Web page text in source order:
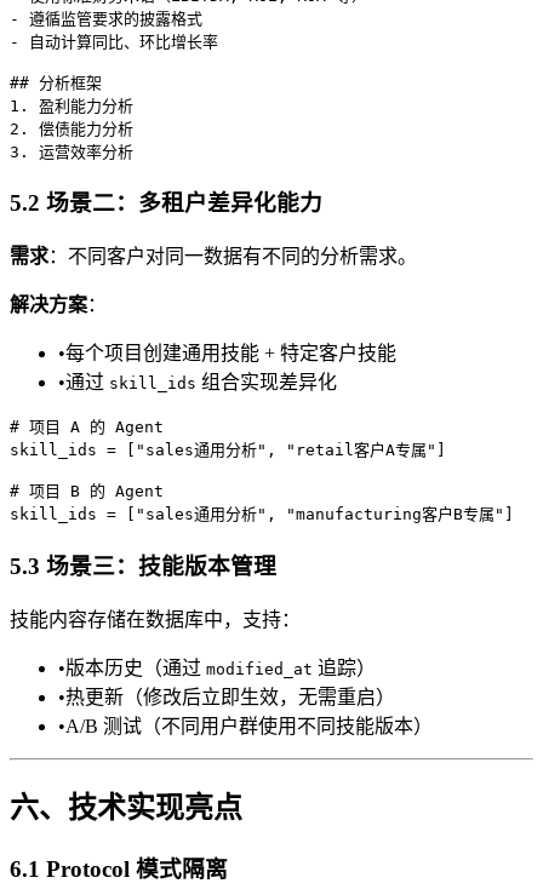
- 遵循监管要求的披露格式
- 自动计算同比、环比增长率
## 分析框架
1. 盈利能力分析
2. 偿债能力分析
5.2 场景二：多租户差异化能力
需求：不同客户对同一数据有不同的分析需求。
解决方案：
•每个项目创建通用技能 + 特定客户技能
•通过 skill_ids 组合实现差异化
# 项目 A 的 Agent
skill_ids = ["sales通用分析", "retail客户A专属"]
# 项目 B 的 Agent
5.3 场景三：技能版本管理
技能内容存储在数据库中，支持：
•版本历史（通过 modified_at 追踪）
•热更新（修改后立即生效，无需重启）
•A/B 测试（不同用户群使用不同技能版本）
六、技术实现亮点
6.1 Protocol 模式隔离